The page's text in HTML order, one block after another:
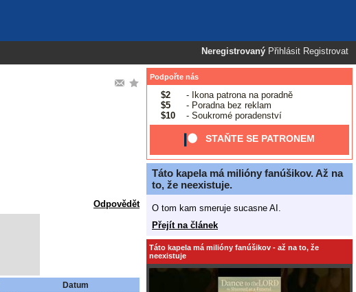
Neregistrovaný Přihlásit Registrovat
Odpovědět
Datum
Podpořte nás
$2
- Ikona patrona na poradně
$5
- Poradna bez reklam
$10
- Soukromé poradenství
STAŇTE SE PATRONEM
Táto kapela má milióny fanúšikov. Až na
to, že neexistuje.
O tom kam smeruje sucasne AI.
Přejít na článek
Táto kapela má milióny fanúšikov - až na to, že
neexistuje